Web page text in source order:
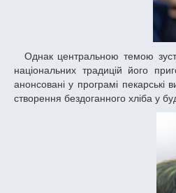
Однак центральною темою зустрічі очікувано став хліб – від поглибленої теорії основ хлібопечення до практичної демонстрації різних
національних традицій його
анонсовані у програмі пекарські
створення бездоганного хліба у